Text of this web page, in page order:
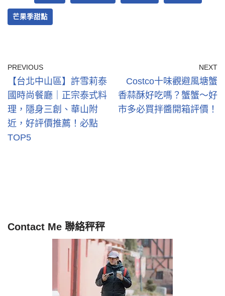
芒果季甜點
PREVIOUS
【台北中山區】許雪莉泰
國時尚餐廳｜正宗泰式料
理，隱身三創、華山附
近，好評價推薦！必點
TOP5
NEXT
Costco十味觀避風塘蟹
香蒜酥好吃嗎？蟹蟹～好
市多必買拌醬開箱評價！
Contact Me 聯絡秤秤